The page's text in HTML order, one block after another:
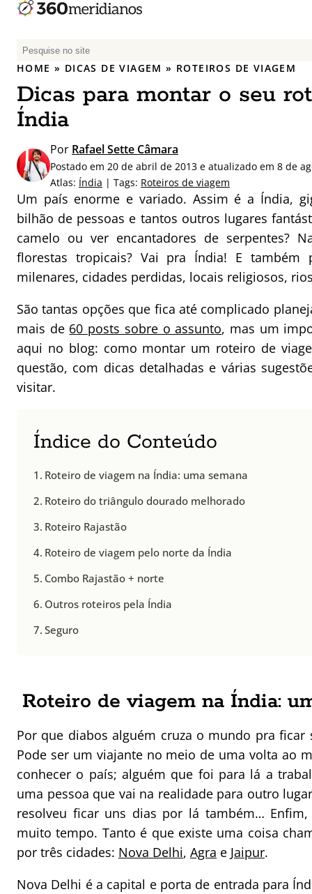
P
e
q
u
i
a
r
p
o
:
HOME » DICAS DE VIAGEM » ROTEIROS DE VIAGEM
Dicas para montar o seu
Índia
Por Rafael Sette Câmara
Postado em 20 de abril de 2013 e atualizado em 8 de
Atlas: Índia | Tags: Roteiros de viagem
Um país enorme e variado. Assim é a Índia,
bilhão de pessoas e tantos outros lugares
camelo ou ver encantadores de serpentes?
florestas tropicais? Vai pra Índia! E também
milenares, cidades perdidas, locais religiosos,
São tantas opções que fica até complicado
mais de 60 posts sobre o assunto, mas um
aqui no blog: como montar um roteiro de
questão, com dicas detalhadas e várias
visitar.
Índice do Conteúdo
Roteiro de viagem na Índia: uma semana
Roteiro do triângulo dourado melhorado
Roteiro Rajastão
Roteiro de viagem pelo norte da Índia
Combo Rajastão + norte
Outros roteiros pela Índia
Seguro
Roteiro de viagem na Índia:
Por que diabos alguém cruza o mundo pra
Pode ser um viajante no meio de uma volta ao
conhecer o país; alguém que foi para lá a
uma pessoa que vai na realidade para outro
resolveu ficar uns dias por lá também…
muito tempo. Tanto é que existe uma coisa
por três cidades: Nova Delhi, Agra e Jaipur.
Nova Delhi é a capital e porta de entrada para